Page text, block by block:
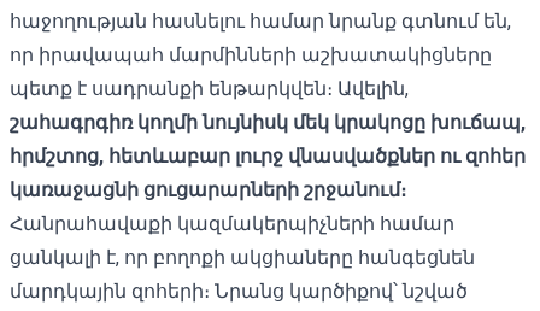
հաջողության հասնելու համար նրանք գտնում են,
որ իրավապահ մարմինների աշխատակիցները
պետք է սադրանքի ենթարկվեն։ Ավելին,
շահագրգիռ կողմի նույնիսկ մեկ կրակոցը խուճապ,
հրմշտոց, հետևաբար լուրջ վնասվածքներ ու զոհեր
կառաջացնի ցուցարարների շրջանում։
Հանրահավաքի կազմակերպիչների համար
ցանկալի է, որ բողոքի ակցիաները հանգեցնեն
մարդկային զոհերի։ Նրանց կարծիքով՝ նշված